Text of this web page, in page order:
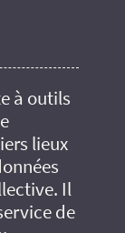
à outils
lieux
Il
de